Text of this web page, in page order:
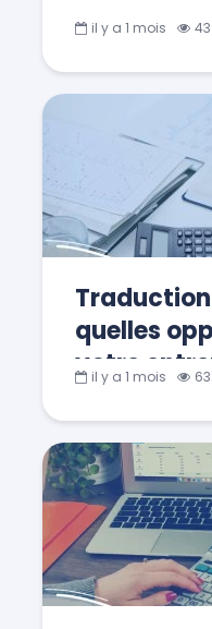
il y a 1 mois
quelles
votre
il y a 1 mois